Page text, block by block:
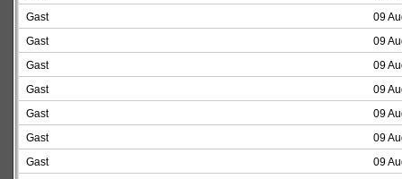
Gast
09
Gast
09
Gast
09
Gast
09
Gast
09
Gast
09
Gast
09